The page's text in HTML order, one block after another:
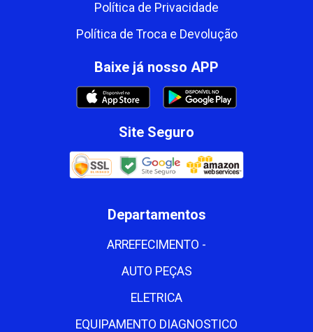
Política de Privacidade
Política de Troca e Devolução
Baixe já nosso APP
Site Seguro
Departamentos
ARREFECIMENTO -
AUTO PEÇAS
ELETRICA
EQUIPAMENTO DIAGNOSTICO